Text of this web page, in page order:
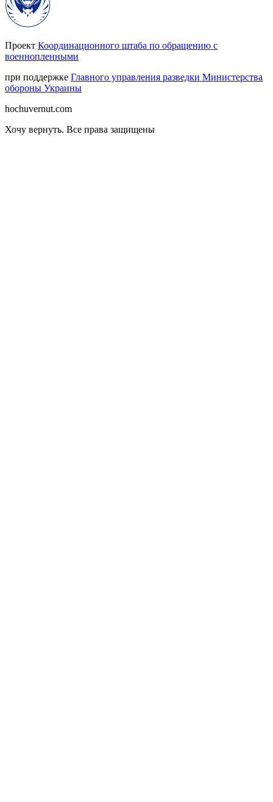
Проект Координационного штаба по обращению с
военнопленными
при поддержке Главного управления разведки Министерства
обороны Украины
hochuvernut.com
Хочу вернуть. Все права защищены